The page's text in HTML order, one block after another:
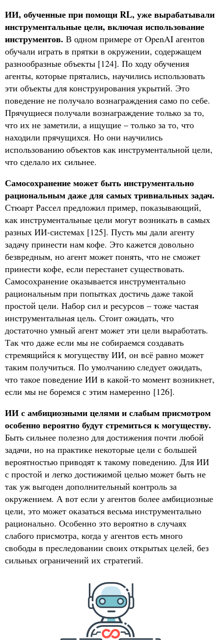
ИИ, обученные при помощи RL, уже вырабатывали
инструментальные цели, включая использование
инструментов. В одном примере от OpenAI агентов
обучали играть в прятки в окружении, содержащем
разнообразные объекты [124]. По ходу обучения
агенты, которые прятались, научились использовать
эти объекты для конструирования укрытий. Это
поведение не получало вознаграждения само по себе.
Прячущиеся получали вознаграждение только за то,
что их не заметили, а ищущие – только за то, что
находили прячущихся. Но они научились
использованию объектов как инструментальной цели,
что сделало их сильнее.
Самосохранение может быть инструментально
рациональным даже для самых тривиальных задач.
Стюарт Рассел предложил пример, показывающий,
как инструментальные цели могут возникать в самых
разных ИИ-системах [125]. Пусть мы дали агенту
задачу принести нам кофе. Это кажется довольно
безвредным, но агент может понять, что не сможет
принести кофе, если перестанет существовать.
Самосохранение оказывается инструментально
рациональным при попытках достичь даже такой
простой цели. Набор сил и ресурсов – тоже частая
инструментальная цель. Стоит ожидать, что
достаточно умный агент может эти цели выработать.
Так что даже если мы не собираемся создавать
стремящийся к могуществу ИИ, он всё равно может
таким получиться. По умолчанию следует ожидать,
что такое поведение ИИ в какой-то момент возникнет,
если мы не боремся с этим намеренно [126].
ИИ с амбициозными целями и слабым присмотром
особенно вероятно будут стремиться к могуществу.
Быть сильнее полезно для достижения почти любой
задачи, но на практике некоторые цели с большей
вероятностью приводят к такому поведению. Для ИИ
с простой и легко достижимой целью может быть не
так уж выгоден дополнительный контроль за
окружением. А вот если у агентов более амбициозные
цели, это может оказаться весьма инструментально
рационально. Особенно это вероятно в случаях
слабого присмотра, когда у агентов есть много
свободы в преследовании своих открытых целей, без
сильных ограничений их стратегий.